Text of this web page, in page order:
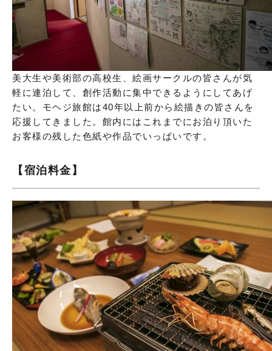
美大生や美術部の高校生、絵画サークルの皆さんが気
軽に連泊して、創作活動に集中できるようにしてあげ
たい。モヘジ旅館は40年以上前から絵描きの皆さんを
応援してきました。館内にはこれまでにお泊り頂いた
お客様の残した色紙や作品でいっぱいです。
【宿泊料金】